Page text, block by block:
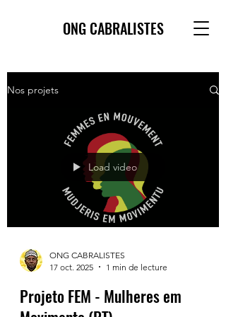
ONG CABRALISTES
Nos projets
Load video
ONG CABRALISTES
17 oct. 2025
1 min de lecture
Projeto FEM - Mulheres em